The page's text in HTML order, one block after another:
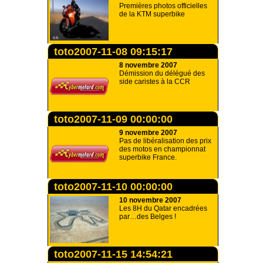
Premières photos officielles
de la KTM superbike
toto2007-11-08 09:15:17
8 novembre 2007
Démission du délégué des
side caristes à la CCR
toto2007-11-09 00:00:00
9 novembre 2007
Pas de libéralisation des prix
des motos en championnat
superbike France.
toto2007-11-10 00:00:00
10 novembre 2007
Les 8H du Qatar encadrées
par…des Belges !
toto2007-11-15 14:54:21